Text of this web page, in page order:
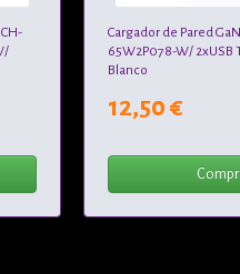
Cargador de Pared
65W2P078-W/ 2xUSB
Blanco
12,50 €